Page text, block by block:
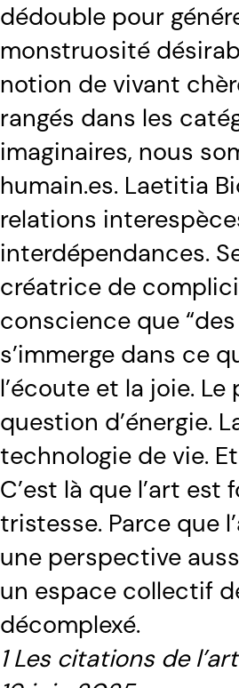
dédouble pour
monstruosité
notion de vivant
rangés dans les
imaginaires, nous
humain.es. Laetitia
relations
interdépendances.
créatrice de
conscience que
s’immerge dans ce
l’écoute et la joie.
question d’énergie.
technologie de vie.
C’est là que l’art
tristesse. Parce que
une perspective
un espace collectif
décomplexé.
1 Les citations de